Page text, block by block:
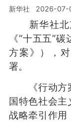
新华社 2026-07-
新华社北
《“十五五”
方案》），
署。
《行动方案
国特色社会主
战略牵引作用